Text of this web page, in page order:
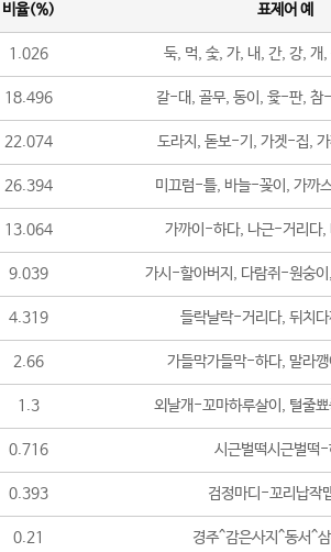
비율(%) 표제어 예
1.026 둑, 먹, 숯, 가, 내, 간, 강, 개,
18.496 갈-대, 골무, 동이, 윷-판, 참
22.074 도라지, 돋보-기, 가겟-집,
26.394 미끄럼-틀, 바늘-꽂이, 가까
13.064 가까이-하다, 나근-거리다,
9.039 가시-할아버지, 다람쥐-원숭
4.319 들락날락-거리다, 뒤치
2.66 가들막가들막-하다, 말라깽
1.3 외날개-꼬마하루살이, 털줄
0.716 시근벌떡시근벌떡
0.393 검정마디-꼬리납작
0.21 경주^감은사지^동서^